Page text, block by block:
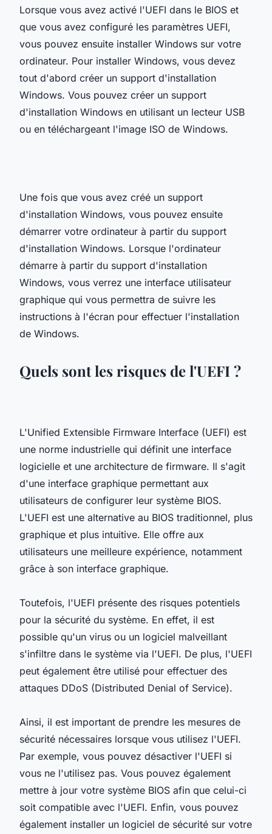
Lorsque vous avez activé l'UEFI dans le BIOS et
que vous avez configuré les paramètres UEFI,
vous pouvez ensuite installer Windows sur votre
ordinateur. Pour installer Windows, vous devez
tout d'abord créer un support d'installation
Windows. Vous pouvez créer un support
d'installation Windows en utilisant un lecteur USB
ou en téléchargeant l'image ISO de Windows.
Une fois que vous avez créé un support
d'installation Windows, vous pouvez ensuite
démarrer votre ordinateur à partir du support
d'installation Windows. Lorsque l'ordinateur
démarre à partir du support d'installation
Windows, vous verrez une interface utilisateur
graphique qui vous permettra de suivre les
instructions à l'écran pour effectuer l'installation
de Windows.
Quels sont les risques de l'UEFI ?
L'Unified Extensible Firmware Interface (UEFI) est
une norme industrielle qui définit une interface
logicielle et une architecture de firmware. Il s'agit
d'une interface graphique permettant aux
utilisateurs de configurer leur système BIOS.
L'UEFI est une alternative au BIOS traditionnel, plus
graphique et plus intuitive. Elle offre aux
utilisateurs une meilleure expérience, notamment
grâce à son interface graphique.
Toutefois, l'UEFI présente des risques potentiels
pour la sécurité du système. En effet, il est
possible qu'un virus ou un logiciel malveillant
s'infiltre dans le système via l'UEFI. De plus, l'UEFI
peut également être utilisé pour effectuer des
attaques DDoS (Distributed Denial of Service).
Ainsi, il est important de prendre les mesures de
sécurité nécessaires lorsque vous utilisez l'UEFI.
Par exemple, vous pouvez désactiver l'UEFI si
vous ne l'utilisez pas. Vous pouvez également
mettre à jour votre système BIOS afin que celui-ci
soit compatible avec l'UEFI. Enfin, vous pouvez
également installer un logiciel de sécurité sur votre